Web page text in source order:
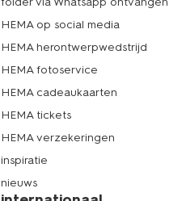
HEMA op social media
HEMA herontwerpwedstrijd
HEMA fotoservice
HEMA cadeaukaarten
HEMA tickets
HEMA verzekeringen
inspiratie
nieuws